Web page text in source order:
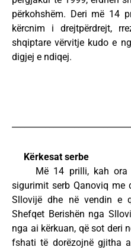
përkohshëm. Deri më 14
kërcnim i drejtpërdrejt,
shqiptare vërvitje kudo e
digjej e ndiqej.
Kërkesat serbe
Më 14 prilli, kah ora
sigurimit serb Qanoviq me
Sllovijë dhe në vendin e
Shefqet Berishën nga
nga ai kërkuan, që sot deri
fshati të dorëzojnë gjitha